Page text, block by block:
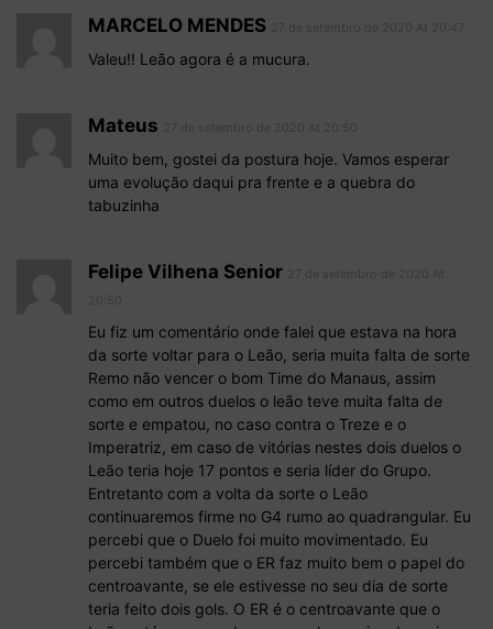
MARCELO MENDES
Valeu!! Leão agora é a mucura.
Mateus
Muito bem, gostei da postura hoje. Vamos esperar
uma evolução daqui pra frente e a quebra do
tabuzinha
Felipe Vilhena Senior
Eu fiz um comentário onde falei que estava na hora
da sorte voltar para o Leão, seria muita falta de sorte
Remo não vencer o bom Time do Manaus, assim
como em outros duelos o leão teve muita falta de
sorte e empatou, no caso contra o Treze e o
Imperatriz, em caso de vitórias nestes dois duelos o
Leão teria hoje 17 pontos e seria líder do Grupo.
Entretanto com a volta da sorte o Leão
continuaremos firme no G4 rumo ao quadrangular. Eu
percebi que o Duelo foi muito movimentado. Eu
percebi também que o ER faz muito bem o papel do
centroavante, se ele estivesse no seu dia de sorte
teria feito dois gols. O ER é o centroavante que o